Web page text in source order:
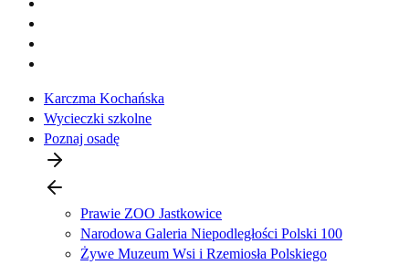
Karczma Kochańska
Wycieczki szkolne
Poznaj osadę
Prawie ZOO Jastkowice
Narodowa Galeria Niepodległości Polski 100
Żywe Muzeum Wsi i Rzemiosła Polskiego